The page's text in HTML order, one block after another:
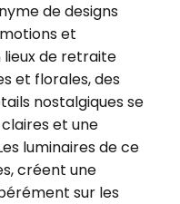
de designs
et
de retraite
et florales, des
nostalgiques se
et une
luminaires de ce
créent une
sur les